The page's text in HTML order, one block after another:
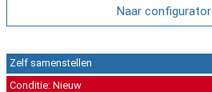
Naar configurator
Zelf samenstellen
Conditie: Nieuw